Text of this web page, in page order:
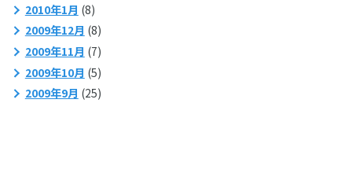
2010年1月 (8)
2009年12月 (8)
2009年11月 (7)
2009年10月 (5)
2009年9月 (25)